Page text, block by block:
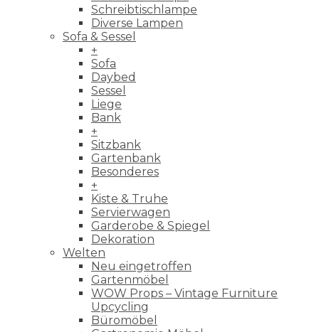
Schreibtischlampe
Diverse Lampen
Sofa & Sessel
+
Sofa
Daybed
Sessel
Liege
Bank
+
Sitzbank
Gartenbank
Besonderes
+
Kiste & Truhe
Servierwagen
Garderobe & Spiegel
Dekoration
Welten
Neu eingetroffen
Gartenmöbel
WOW Props – Vintage Furniture
Upcycling
Büromöbel